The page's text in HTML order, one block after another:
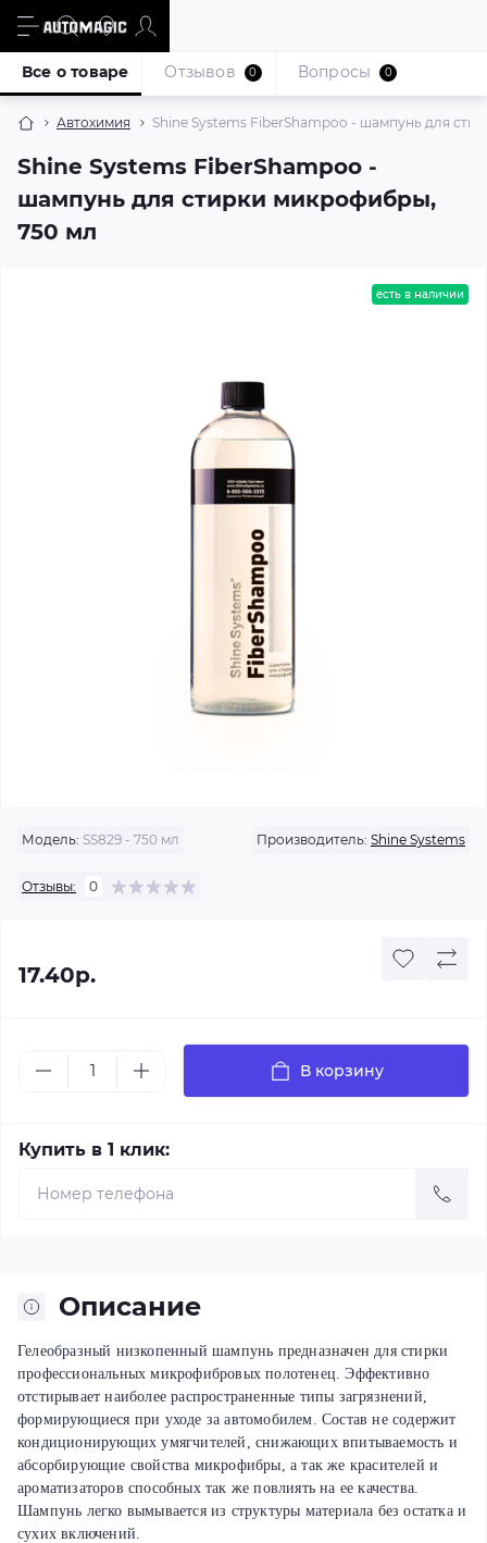
Автохимия Shine Systems FiberShampoo - шампунь для
Shine Systems FiberShampoo -
шампунь для стирки микрофибры,
750 мл
Все о товаре Отзывов 0 Вопросы 0
есть в наличии
Модель: SS829 - 750 мл Производитель: Shine Systems
Отзывы: 0
17.40р.
В корзину
Купить в 1 клик:
Описание
Гелеобразный низкопенный шампунь предназначен для стирки
профессиональных микрофибровых полотенец. Эффективно
отстирывает наиболее распространенные типы загрязнений,
формирующиеся при уходе за автомобилем. Состав не содержит
кондиционирующих умягчителей, снижающих впитываемость и
абсорбирующие свойства микрофибры, а так же красителей и
ароматизаторов способных так же повлиять на ее качества.
Шампунь легко вымывается из структуры материала без остатка и
сухих включений.